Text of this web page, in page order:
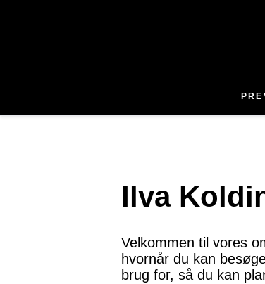
PR
Ilva
Velkommen til vores
hvornår du kan
brug for, så du kan